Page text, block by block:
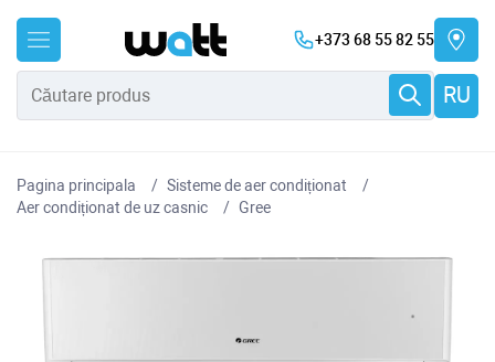
+373 68 55 82 55
RU
Pagina principala
Sisteme de aer condiționat
Aer condiționat de uz casnic
Gree